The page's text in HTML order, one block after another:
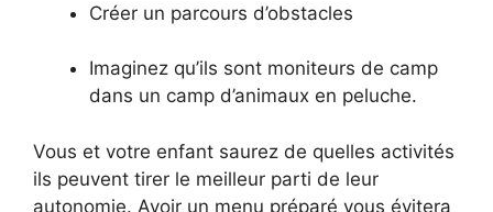
Créer un parcours d’obstacles
Imaginez qu’ils sont moniteurs de camp
dans un camp d’animaux en peluche.
Vous et votre enfant saurez de quelles activités
ils peuvent tirer le meilleur parti de leur
autonomie. Avoir un menu préparé vous évitera